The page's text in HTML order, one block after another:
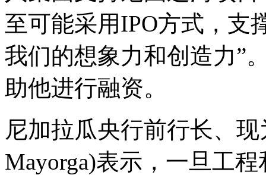
至可能采用IPO方式，支
我们的想象力和创造力”
助他进行融资。
尼加拉瓜央行前行长、
Mayorga)表示，一旦工